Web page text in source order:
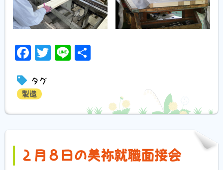
Facebook
Twitter
Line
タグ
製造
２月８日の美祢就職面接会